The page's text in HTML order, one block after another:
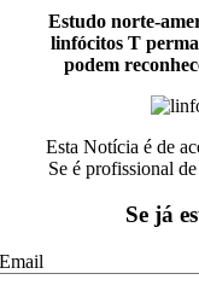
Estudo norte-
linfócitos T
podem
Esta Notícia é de
Se é profissional
Se já
Email